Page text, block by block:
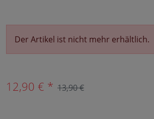
Der Artikel ist nicht mehr erhältlich.
12,90 € * 13,90 €